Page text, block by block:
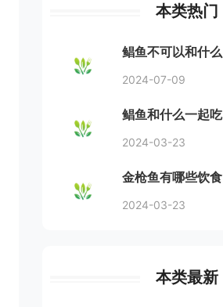
本类热门
鲳鱼不可以和什么
一起吃？
2024-07-09
鲳鱼和什么一起吃
好？
2024-03-23
金枪鱼有哪些饮食
禁忌及适...
2024-03-23
本类最新